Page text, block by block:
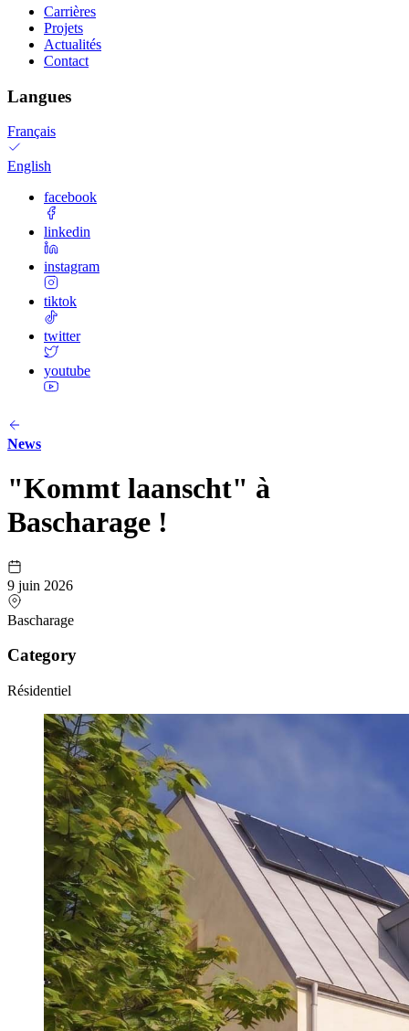
Carrières
Projets
Actualités
Contact
Langues
Français
English
facebook
linkedin
instagram
tiktok
twitter
youtube
News
"Kommt laanscht" à
Bascharage !
9 juin 2026
Bascharage
Category
Résidentiel